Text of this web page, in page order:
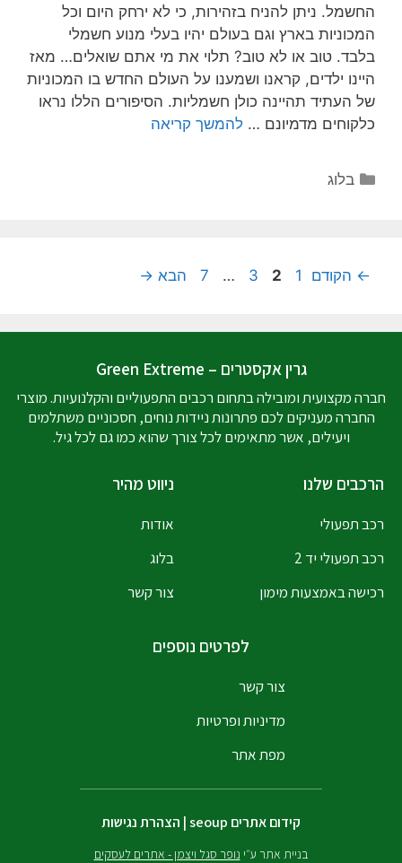
החשמל. ניתן להניח בזהירות, כי לא ירחק היום וכל
המכוניות בארץ וגם בעולם יהיו בעלי מנוע חשמלי
בלבד. טוב או לא טוב? תלוי את מי אתם שואלים… מאז
היינו ילדים, קראנו ושמענו על העולם החדש בו המכוניות
של העתיד תהיינה כולן חשמליות. הסיפורים הללו נראו
כלקוחים מדמיונם …להמשך קריאה
בלוג
הקודם 1 הבא→
גרין אקסטרים – Green Extreme
חברה מקצועית ומובילה בתחום רכבים התפעוליים והקלנועיות. מוצרי
החברה מעניקים לכם פתרונות ניידות נוחים, חסכוניים משתלמים
ויעילים, אשר מתאימים לכל צורך שהוא כמו גם לכל גיל.
הרכבים שלנו
רכב תפעולי
רכב תפעולי יד 2
רכישה באמצעות מימון
ניווט מהיר
אודות
בלוג
צור קשר
לפרטים נוספים
צור קשר
מדיניות ופרטיות
מפת אתר
קידום אתריםseoup
|הצהרת נגישות
בניית אתר ע״ינופר סגל ויצמן - אתרים לעסקים